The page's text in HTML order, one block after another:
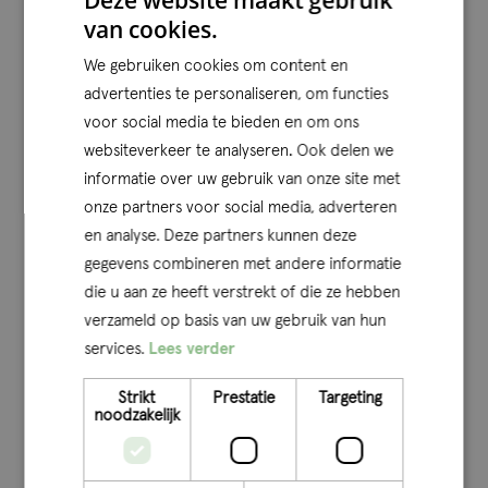
van start. Mark Bäumler, Assistant Manager bij Qconcepts,
was quizmaster: “Wekelijks heb ik vanuit ons kantoor in
Sittard een van de vragen uit de quiz uitgelicht. Fraude,
UBO’s, duurzaamheid, rapporteren: allerlei accountancy
gerelateerde onderwerpen kwamen voorbij. Voor mij was
deze rol als quizmaster een mooie afwisseling met mijn
dagelijkse werk in de audit. Het was leuk om andere
financials te enthousiasmeren over vaktechnische
thema’s. Met een quiz als deze bewijzen we dat
vaktechniek leuk kan zijn!”
Bij Qconcepts hechten we waarde aan het delen van
kennis. Daarom organiseren we jaarlijks de Grote
financiële kennisquiz. Daarnaast organiseren we
van cookies.
We gebruiken cookies om content en
advertenties te personaliseren, om functies
voor social media te bieden en om ons
websiteverkeer te analyseren. Ook delen we
informatie over uw gebruik van onze site met
onze partners voor social media, adverteren
en analyse. Deze partners kunnen deze
gegevens combineren met andere informatie
die u aan ze heeft verstrekt of die ze hebben
verzameld op basis van uw gebruik van hun
services. Lees verder
Strikt
noodzakelijk
Prestatie Targeting